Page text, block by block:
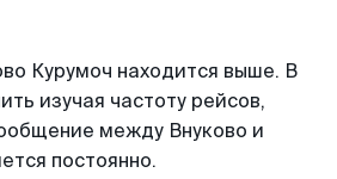
Курумоч находится выше. В
изучая частоту рейсов,
между Внуково и
постоянно.